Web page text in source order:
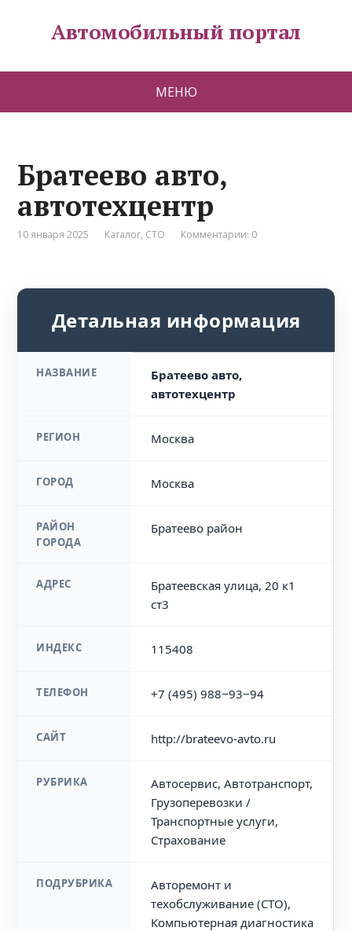
Автомобильный портал
МЕНЮ
Братеево авто,
автотехцентр
10 января 2025 Каталог, СТО Комментарии: 0
Детальная информация
НАЗВАНИЕ
Братеево авто,
автотехцентр
РЕГИОН Москва
ГОРОД Москва
РАЙОН
ГОРОДА
Братеево район
АДРЕС
Братеевская улица, 20 к1
ст3
ИНДЕКС 115408
ТЕЛЕФОН +7 (495) 988‒93‒94
САЙТ http://brateevo-avto.ru
РУБРИКА
Автосервис, Автотранспорт,
Грузоперевозки /
Транспортные услуги,
Страхование
ПОДРУБРИКА
Авторемонт и
техобслуживание (СТО),
Компьютерная диагностика